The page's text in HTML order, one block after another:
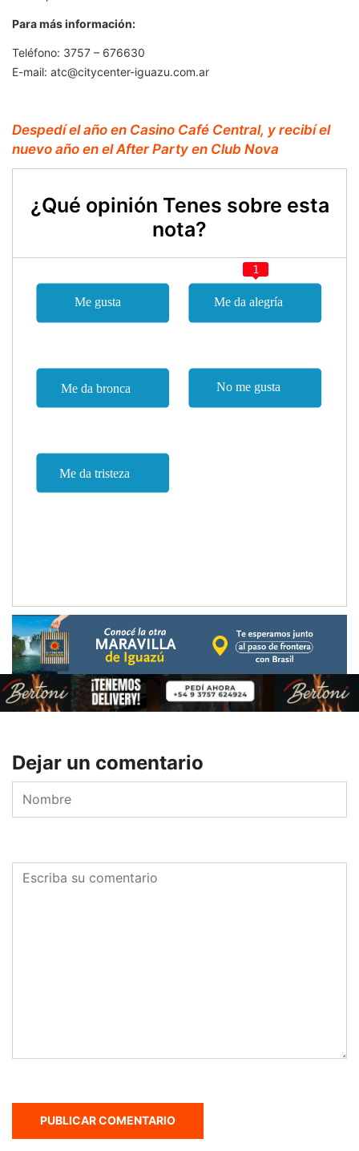
Para más información:
Teléfono: 3757 – 676630
E-mail: atc@citycenter-iguazu.com.ar
Despedí el año en Casino Café Central, y recibí el
nuevo año en el After Party en Club Nova
¿Qué opinión Tenes sobre esta
nota?
1
Dejar un comentario